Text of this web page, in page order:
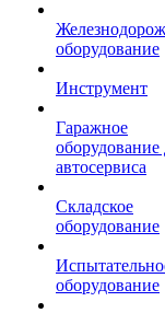
оборудование
Инструмент
Гаражное
оборудование
автосервиса
Складское
оборудование
оборудование